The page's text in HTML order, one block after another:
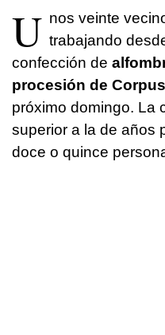
U nos veinte
trabajando
confección de
procesión de Corpus
próximo domingo. La
superior a la de años
doce o quince